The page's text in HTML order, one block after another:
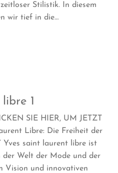
Stilistik. In diesem
wir tief in die…
1
SIE HIER, UM JETZT
Libre: Die Freiheit der
Yves saint laurent libre ist
Welt der Mode und der
Vision und innovativen